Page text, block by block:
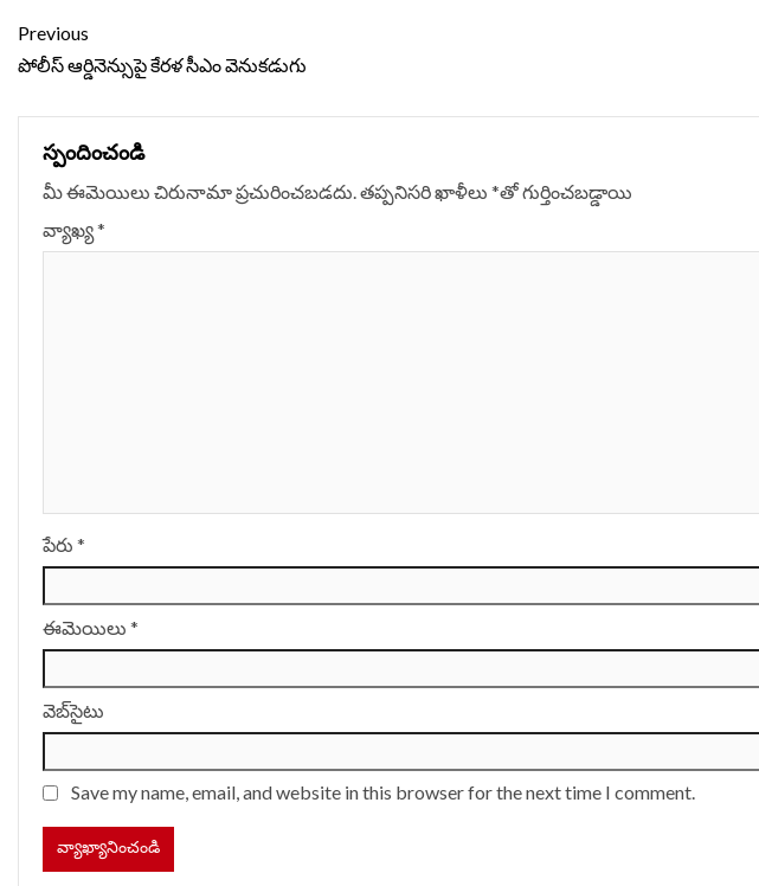
Continue
Reading
Previous
పోలీస్ ఆర్డినెన్సుపై కేరళ సీఎం వెనుకడుగు
స్పందించండి
మీ ఈమెయిలు చిరునామా ప్రచురించబడదు.తప్పనిసరి ఖాళీలు *‌తో గుర్తించబడ్డాయి
వ్యాఖ్య*
పేరు *
ఈమెయిలు *
వెబ్‌సైటు
Save my name, email, and website in this browser for the next time I comment.